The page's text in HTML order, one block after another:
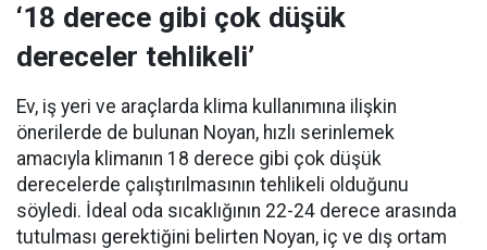
‘18 derece gibi çok düşük
dereceler tehlikeli’
Ev, iş yeri ve araçlarda klima kullanımına ilişkin
önerilerde de bulunan Noyan, hızlı serinlemek
amacıyla klimanın 18 derece gibi çok düşük
derecelerde çalıştırılmasının tehlikeli olduğunu
söyledi. İdeal oda sıcaklığının 22-24 derece arasında
tutulması gerektiğini belirten Noyan, iç ve dış ortam